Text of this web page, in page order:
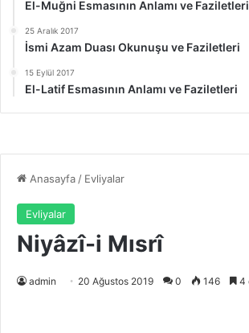
El-Muğni Esmasının Anlamı ve Faziletleri
25 Aralık 2017
İsmi Azam Duası Okunuşu ve Faziletleri
15 Eylül 2017
El-Latif Esmasının Anlamı ve Faziletleri